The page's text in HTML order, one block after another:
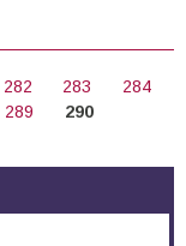
Καινοτομώ-Επιχειρώ
282 283
284
289 290